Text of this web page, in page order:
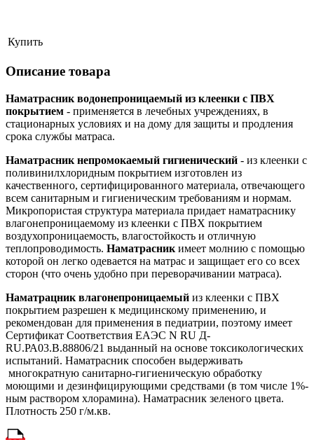
Купить
Описание товара
Наматрасник водонепроницаемый из клеенки с ПВХ
покрытием - применяется в лечебных учреждениях, в
стационарных условиях и на дому для защиты и продления
срока службы матраса.
Наматрасник непромокаемый гигиенический - из клеенки с
поливинилхлоридным покрытием изготовлен из
качественного, сертифицированного материала, отвечающего
всем санитарным и гигиеническим требованиям и нормам.
Микропористая структура материала придает наматраснику
влагонепроницаемому из клеенки с ПВХ покрытием
воздухопроницаемость, влагостойкость и отличную
теплопроводимость. Наматрасник имеет молнию с помощью
которой он легко одевается на матрас и защищает его со всех
сторон (что очень удобно при переворачивании матраса).
Наматрацник влагонепроницаемый из клеенки с ПВХ
покрытием разрешен к медицинскому применению, и
рекомендован для применения в педиатрии, поэтому имеет
Сертификат Соответствия ЕАЭС N RU Д-
RU.РА03.В.88806/21 выданный на основе токсикологических
испытаний. Наматрасник способен выдерживать
многократную санитарно-гигиеническую обработку
моющими и дезинфицирующими средствами (в том числе 1%-
ным раствором хлорамина). Наматрасник зеленого цвета.
Плотность 250 г/м.кв.